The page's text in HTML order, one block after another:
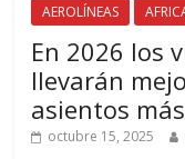
AEROLÍNEAS
En 2026 los
llevarán
asientos
octubre 15, 2025